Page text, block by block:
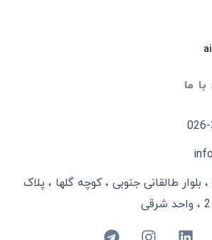
ما
، بلوار طالقانی جنوبی ، کوچه گلها ، پلاک